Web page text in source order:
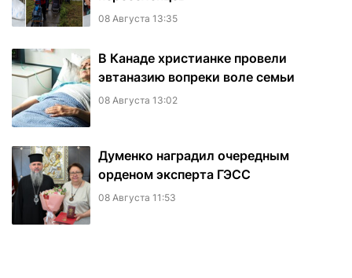
08 Августа 13:35
В Канаде христианке провели
эвтаназию вопреки воле семьи
08 Августа 13:02
Думенко наградил очередным
орденом эксперта ГЭСС
08 Августа 11:53